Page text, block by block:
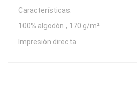
Características:
100% algodón , 170 g/m²
Impresión directa.